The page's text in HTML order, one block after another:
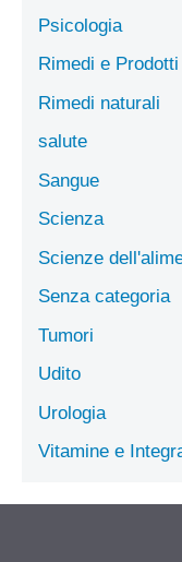
Psicologia
Rimedi e
Rimedi naturali
salute
Sangue
Scienza
Scienze
Senza categoria
Tumori
Udito
Urologia
Vitamine e